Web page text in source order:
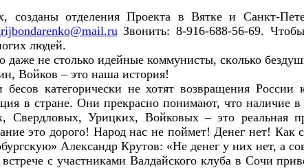
созданы отделения Проекта в Вятке и Санкт-
Звонить: 8-916-688-56-69.
людей.
не столько идейные коммунисты, сколько
Войков – это наша история!
категорически не хотят возвращения
в стране. Они прекрасно понимают, что наличие
Свердловых, Урицких, Войковых – это реальная
это дорого! Народ нас не поймет! Денег нет!
Александр Крутов: «Не денег у них нет, а
с участниками Валдайского клуба в Сочи